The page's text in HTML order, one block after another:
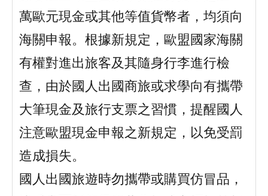
萬歐元現金或其他等值貨幣者，均須向
海關申報。根據新規定，歐盟國家海關
有權對進出旅客及其隨身行李進行檢
查，由於國人出國商旅或求學向有攜帶
大筆現金及旅行支票之習慣，提醒國人
注意歐盟現金申報之新規定，以免受罰
造成損失。
國人出國旅遊時勿攜帶或購買仿冒品，